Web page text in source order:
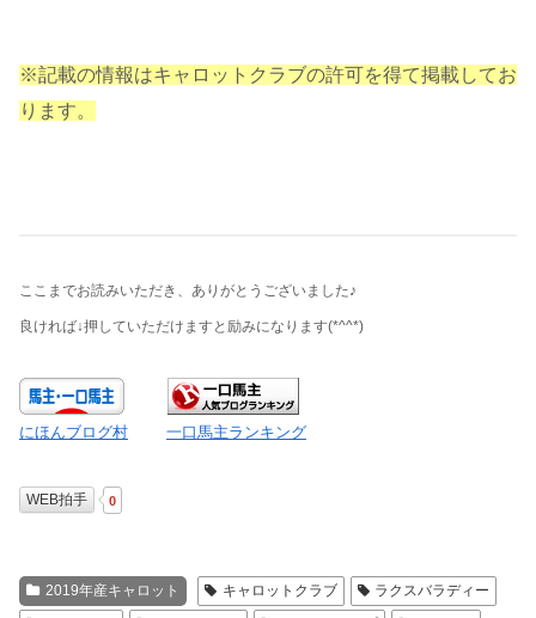
※記載の情報はキャロットクラブの許可を得て掲載してお
ります。
ここまでお読みいただき、ありがとうございました♪
良ければ↓押していただけますと励みになります(*^^*)
にほんブログ村 一口馬主ランキング
WEB拍手 0
2019年産キャロット キャロットクラブ
ラクスバラディー